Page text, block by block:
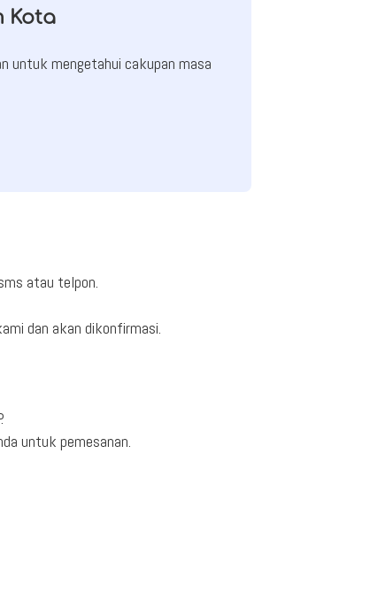
Kota
untuk mengetahui cakupan masa
atau telpon.
dan akan dikonfirmasi.
untuk pemesanan.